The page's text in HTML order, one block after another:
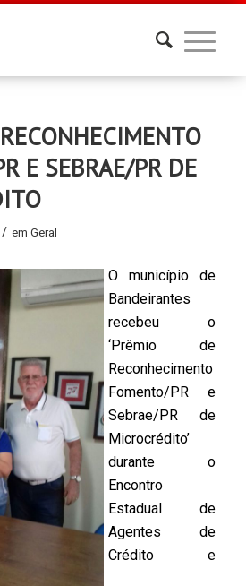
E SEBRAE/PR DE
/ em Geral
O município de
Bandeirantes
recebeu o
‘Prêmio de
Reconhecimento
Fomento/PR e
Sebrae/PR de
Microcrédito’
durante o
Encontro
Estadual de
Agentes de
Crédito e